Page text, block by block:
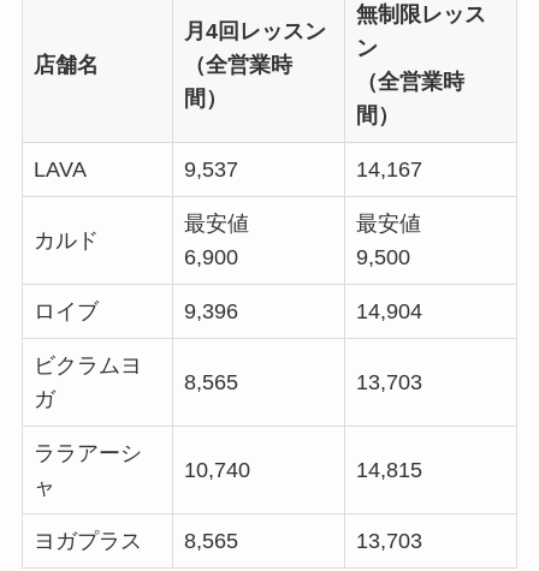
店舗名
月4回レッスン
（全営業時
間）
無制限レッス
ン
（全営業時
間）
LAVA 9,537 14,167
カルド
最安値
6,900
最安値
9,500
ロイブ 9,396 14,904
ビクラムヨ
ガ
8,565 13,703
ララアーシ
ャ
10,740 14,815
ヨガプラス 8,565 13,703